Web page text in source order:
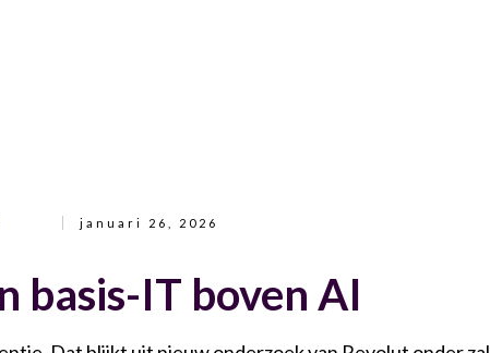
januari 26, 2026
basis-IT boven AI